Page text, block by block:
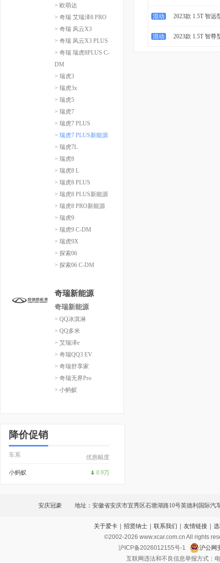
> 欧萌达
> 奇瑞 艾瑞泽8 PRO
> 奇瑞 风云X3
> 奇瑞 风云X3 PLUS
> 奇瑞 瑞虎8PLUS C-
DM
> 瑞虎3
> 瑞虎3x
> 瑞虎5
> 瑞虎7
> 瑞虎7 PLUS
> 瑞虎7 PLUS新能源
> 瑞虎7L
> 瑞虎8
> 瑞虎8 L
> 瑞虎8 PLUS
> 瑞虎8 PLUS新能源
> 瑞虎8 PRO新能源
> 瑞虎9
> 瑞虎9 C-DM
> 瑞虎9X
> 探索06
> 探索06 C-DM
奇瑞新能源
奇瑞新能源
> QQ冰淇淋
> QQ多米
> 艾瑞泽e
> 奇瑞QQ3 EV
> 奇瑞舒享家
> 奇瑞无界Pro
> 小蚂蚁
降价促销
车系 优惠幅度
小蚂蚁 0.9万
混动 2023款 1.5T 智远
混动 2023款 1.5T 智尊
安庆冠豪 地址：安徽省安庆市宜秀区石塘湖路10号英德利国际汽
关于爱卡 | 招贤纳士 | 联系我们 | 友情链接 |
©2002-2026 www.xcar.com.cn All rights
沪ICP备2026012155号-1
沪公网
互联网违法和不良信息举报方式：